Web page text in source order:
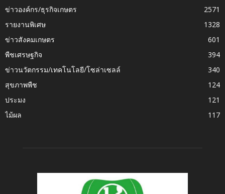
ข่าวองค์กร/ธุรกิจเกษตร
2571
รายงานพิเศษ
1328
ข่าวสังคมเกษตร
601
พืชเศรษฐกิจ
394
ข่าวนวัตกรรม/เทคโนโลยี/โซล่าเซลล์
340
สุขภาพพืช
124
ประมง
121
ไม้ผล
117